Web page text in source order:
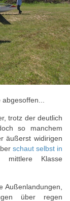
abgesoffen...
trotz der deutlich
so manchem
äußerst widirigen
schaut selbst in
Klasse
Außenlandungen,
über regen